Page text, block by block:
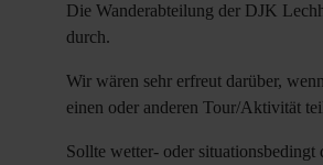
Die Wanderabteilung der DJK
durch.
Wir wären sehr erfreut darüber,
einen oder anderen Tour/Aktivität
Sollte wetter- oder